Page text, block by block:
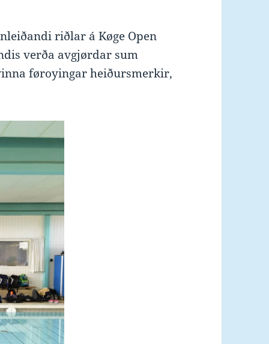
riðlar á Køge Open
verða avgjørdar sum
føroyingar heiðursmerkir,